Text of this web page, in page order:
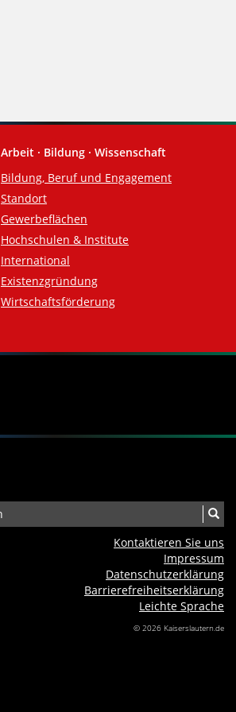
Arbeit · Bildung · Wissenschaft
Bildung, Beruf und Engagement
Standort
Gewerbeflächen
Hochschulen & Institute
International
Existenzgründung
Wirtschaftsförderung
Kontaktieren Sie uns
Impressum
Datenschutzerklärung
Barrierefreiheits­erklärung
Leichte Sprache
© 2026 Kaiserslautern.de